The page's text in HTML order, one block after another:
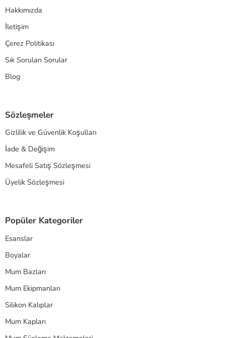
Hakkımızda
İletişim
Çerez Politikası
Sık Sorulan Sorular
Blog
Sözleşmeler
Gizlilik ve Güvenlik Koşulları
İade & Değişim
Mesafeli Satış Sözleşmesi
Üyelik Sözleşmesi
Popüler Kategoriler
Esanslar
Boyalar
Mum Bazları
Mum Ekipmanları
Silikon Kalıplar
Mum Kapları